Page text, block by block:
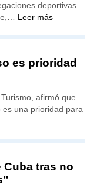
deportivas
Leer más
es prioridad
afirmó que
una prioridad para
Cuba tras no